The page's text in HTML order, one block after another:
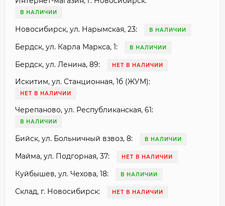
В НАЛИЧИИ
Новосибирск, ул. Нарымская, 23: В НАЛИЧИИ
Бердск, ул. Карла Маркса, 1: В НАЛИЧИИ
Бердск, ул. Ленина, 89: НЕТ В НАЛИЧИИ
Искитим, ул. Станционная, 1б (ЖУМ):
НЕТ В НАЛИЧИИ
Черепаново, ул. Республиканская, 61:
В НАЛИЧИИ
Бийск, ул. Больничный взвоз, 8: В НАЛИЧИИ
Майма, ул. Подгорная, 37: НЕТ В НАЛИЧИИ
Куйбышев, ул. Чехова, 18: В НАЛИЧИИ
Склад, г. Новосибирск: НЕТ В НАЛИЧИИ